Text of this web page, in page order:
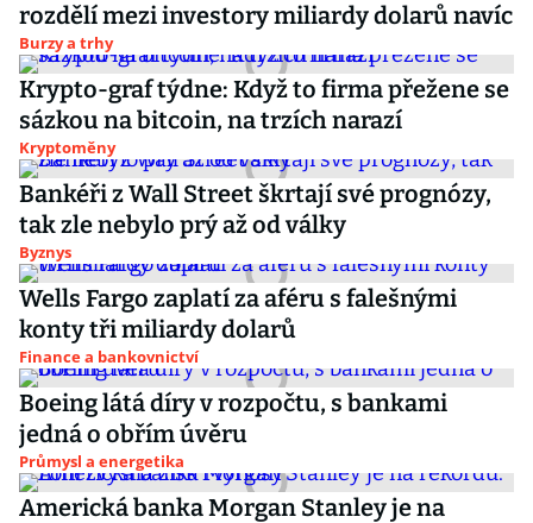
rozdělí mezi investory miliardy dolarů navíc
Burzy a trhy
Krypto-graf týdne: Když to firma přežene se
sázkou na bitcoin, na trzích narazí
Kryptoměny
Bankéři z Wall Street škrtají své prognózy,
tak zle nebylo prý až od války
Byznys
Wells Fargo zaplatí za aféru s falešnými
konty tři miliardy dolarů
Finance a bankovnictví
Boeing látá díry v rozpočtu, s bankami
jedná o obřím úvěru
Průmysl a energetika
Americká banka Morgan Stanley je na